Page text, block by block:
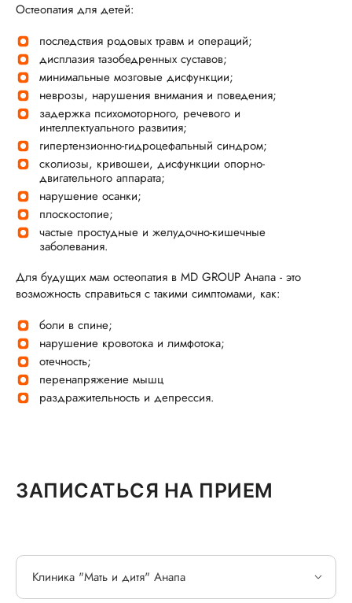
Остеопатия для детей:
последствия родовых травм и операций;
дисплазия тазобедренных суставов;
минимальные мозговые дисфункции;
неврозы, нарушения внимания и поведения;
задержка психомоторного, речевого и
интеллектуального развития;
гипертензионно-гидроцефальный синдром;
сколиозы, кривошеи, дисфункции опорно-
двигательного аппарата;
нарушение осанки;
плоскостопие;
частые простудные и желудочно-кишечные
заболевания.
Для будущих мам остеопатия в MD GROUP Анапа - это
возможность справиться с такими симптомами, как:
боли в спине;
нарушение кровотока и лимфотока;
отечность;
перенапряжение мышц
раздражительность и депрессия.
ЗАПИСАТЬСЯ НА ПРИЕМ
Клиника "Мать и дитя" Анапа